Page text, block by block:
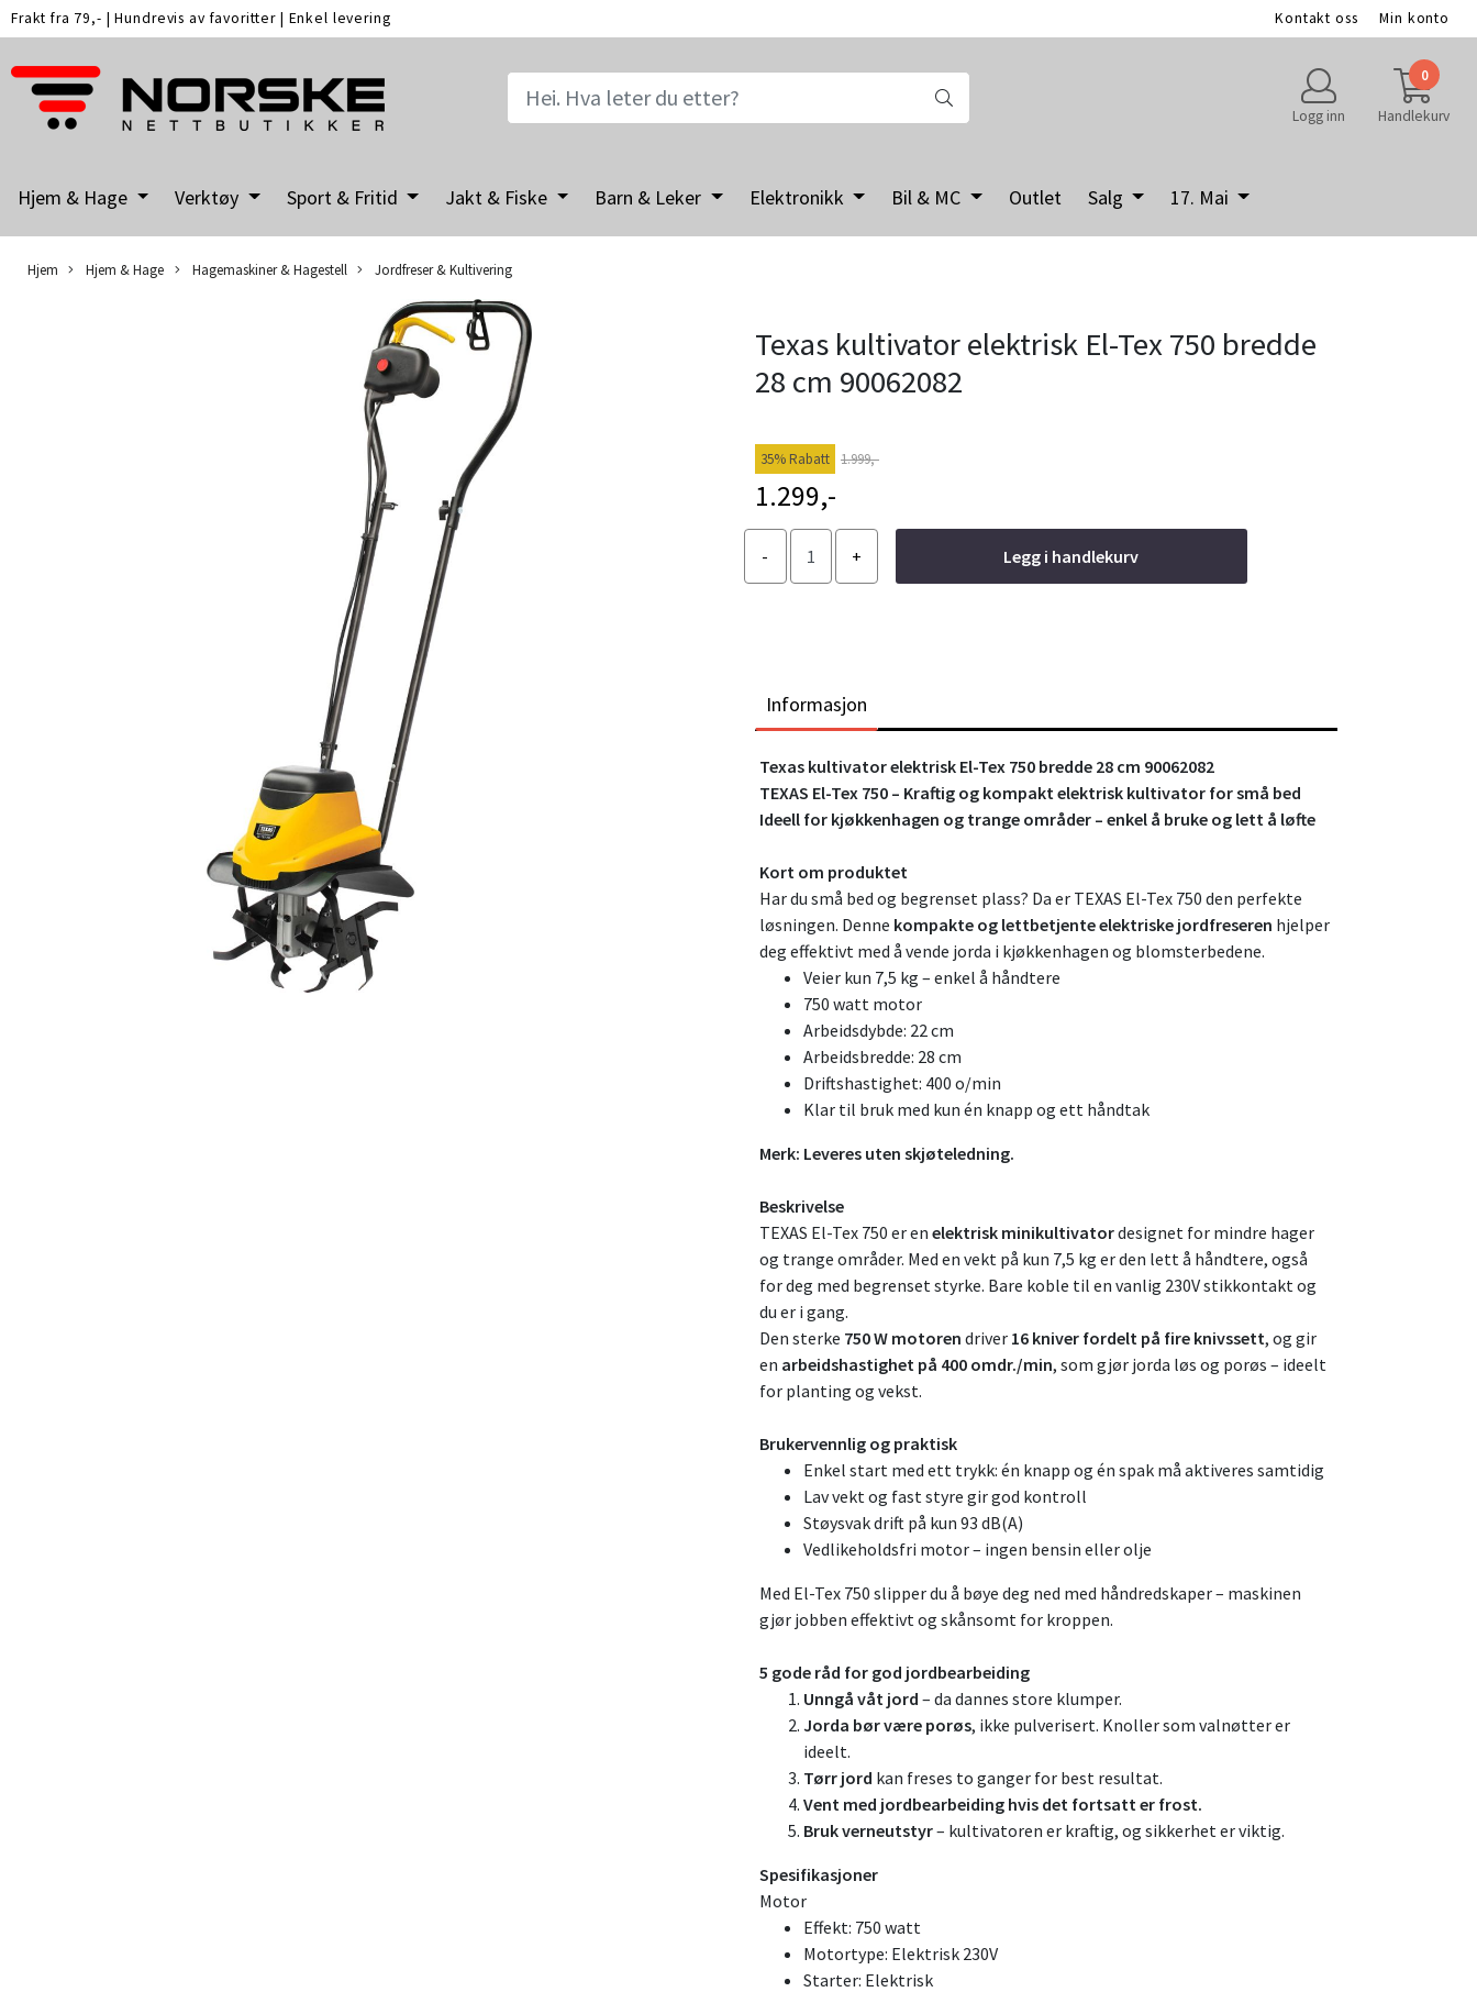
Frakt fra 79,- |Hundrevis av favoritter | Enkel levering Kontakt oss Min konto
Logg inn
0
Handlekurv
Hjem & Hage Verktøy Sport & Fritid Jakt & Fiske Barn & Leker Elektronikk Bil & MC Outlet Salg 17. Mai
Hjem Hjem & Hage Hagemaskiner & Hagestell Jordfreser & Kultivering
Texas kultivator elektrisk El-Tex 750 bredde
28 cm 90062082
35% Rabatt 1.999,-
1.299,-
Legg i handlekurv
Informasjon
Texas kultivator elektrisk El-Tex 750 bredde 28 cm 90062082
TEXAS El-Tex 750 – Kraftig og kompakt elektrisk kultivator for små bed
Ideell for kjøkkenhagen og trange områder – enkel å bruke og lett å løfte
Kort om produktet
Har du små bed og begrenset plass? Da er TEXAS El-Tex 750 den perfekte
løsningen. Denne kompakte og lettbetjente elektriske jordfreseren hjelper
deg effektivt med å vende jorda i kjøkkenhagen og blomsterbedene.
Veier kun 7,5 kg – enkel å håndtere
750 watt motor
Arbeidsdybde: 22 cm
Arbeidsbredde: 28 cm
Driftshastighet: 400 o/min
Klar til bruk med kun én knapp og ett håndtak
Merk: Leveres uten skjøteledning.
Beskrivelse
TEXAS El-Tex 750 er en elektrisk minikultivatordesignet for mindre hager
og trange områder. Med en vekt på kun 7,5 kg er den lett å håndtere, også
for deg med begrenset styrke. Bare koble til en vanlig 230V stikkontakt og
du er i gang.
Den sterke 750 W motoren driver 16 kniver fordelt på fire knivssett, og gir
en arbeidshastighet på 400 omdr./min, som gjør jorda løs og porøs – ideelt
for planting og vekst.
Brukervennlig og praktisk
Enkel start med ett trykk: én knapp og én spak må aktiveres samtidig
Lav vekt og fast styre gir god kontroll
Støysvak drift på kun 93 dB(A)
Vedlikeholdsfri motor – ingen bensin eller olje
Med El-Tex 750 slipper du å bøye deg ned med håndredskaper – maskinen
gjør jobben effektivt og skånsomt for kroppen.
5 gode råd for god jordbearbeiding
Unngå våt jord – da dannes store klumper.
Jorda bør være porøs, ikke pulverisert. Knoller som valnøtter er
ideelt.
Tørr jord kan freses to ganger for best resultat.
Vent med jordbearbeiding hvis det fortsatt er frost.
Bruk verneutstyr– kultivatoren er kraftig, og sikkerhet er viktig.
Spesifikasjoner
Motor
Effekt: 750 watt
Motortype: Elektrisk 230V
Starter: Elektrisk